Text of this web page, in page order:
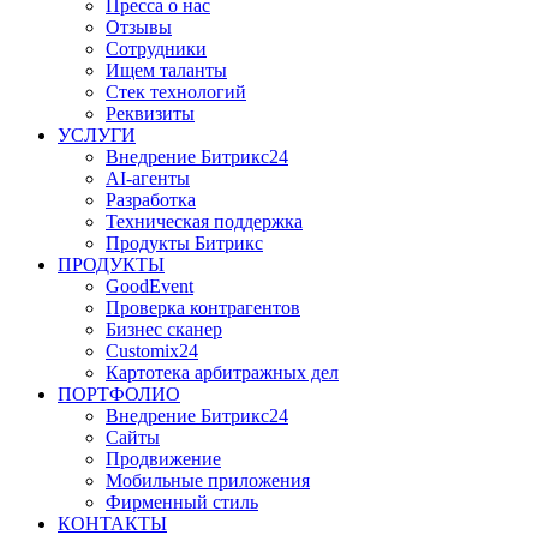
Пресса о нас
Отзывы
Сотрудники
Ищем таланты
Стек технологий
Реквизиты
УСЛУГИ
Внедрение Битрикс24
AI-агенты
Разработка
Техническая поддержка
Продукты Битрикс
ПРОДУКТЫ
GoodEvent
Проверка контрагентов
Бизнес сканер
Customix24
Картотека арбитражных дел
ПОРТФОЛИО
Внедрение Битрикс24
Сайты
Продвижение
Мобильные приложения
Фирменный стиль
КОНТАКТЫ